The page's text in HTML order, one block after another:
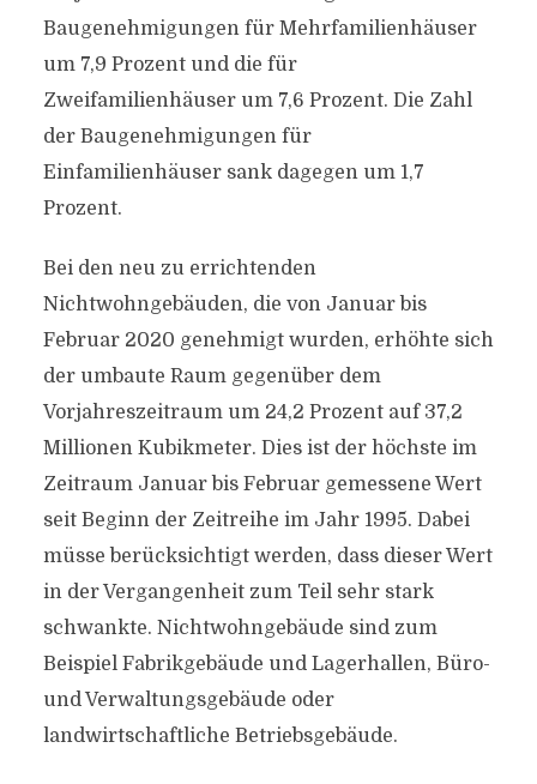
Baugenehmigungen für Mehrfamilienhäuser
um 7,9 Prozent und die für
Zweifamilienhäuser um 7,6 Prozent. Die Zahl
der Baugenehmigungen für
Einfamilienhäuser sank dagegen um 1,7
Prozent.
Bei den neu zu errichtenden
Nichtwohngebäuden, die von Januar bis
Februar 2020 genehmigt wurden, erhöhte sich
der umbaute Raum gegenüber dem
Vorjahreszeitraum um 24,2 Prozent auf 37,2
Millionen Kubikmeter. Dies ist der höchste im
Zeitraum Januar bis Februar gemessene Wert
seit Beginn der Zeitreihe im Jahr 1995. Dabei
müsse berücksichtigt werden, dass dieser Wert
in der Vergangenheit zum Teil sehr stark
schwankte. Nichtwohngebäude sind zum
Beispiel Fabrikgebäude und Lagerhallen, Büro-
und Verwaltungsgebäude oder
landwirtschaftliche Betriebsgebäude.